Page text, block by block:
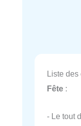
Liste des
Fête :
- Le tout